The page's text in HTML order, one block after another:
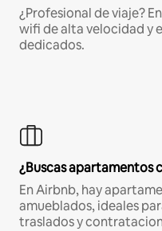
¿Profesional de viaje?
wifi de alta velocidad y
dedicados.
¿Buscas apartamentos
En Airbnb, hay
amueblados, ideales
traslados y